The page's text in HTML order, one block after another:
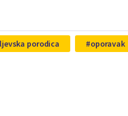
porodica oporavak